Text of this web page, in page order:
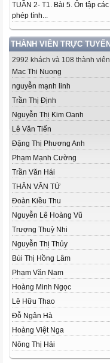
TUẦN 2- T1. Bài 5. Ôn tập các
phép tính...
THÀNH VIÊN TRỰC TUYẾN
2992 khách và 108 thành viên
Mac Thi Nuong
nguyễn mạnh linh
Trần Thị Định
Nguyễn Thị Kim Oanh
Lê Văn Tiến
Đặng Thị Phương Anh
Phạm Mạnh Cường
Trần Văn Hái
THÂN VĂN TỨ
Đoàn Kiều Thu
Nguyễn Lê Hoàng Vũ
Trượng Thuỳ Nhi
Nguyễn Thị Thủy
Bùi Thị Hồng Lâm
Phạm Văn Nam
Hoàng Minh Ngọc
Lê Hữu Thao
Đỗ Ngân Hà
Hoàng Việt Nga
Nông Thị Hải